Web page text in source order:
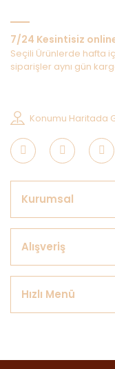
7/24 Kesintisiz
Seçili Ürünlerde hafta
siparişler aynı gün
Konumu Haritada
Kurumsal
Alışveriş
Hızlı Menü